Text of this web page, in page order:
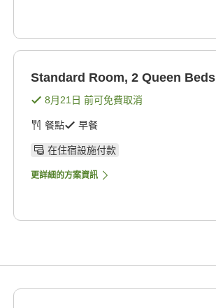
Standard Room, 2 Queen Beds
8月21日 前可免費取消
餐點 早餐
在住宿設施付款
更詳細的方案資訊